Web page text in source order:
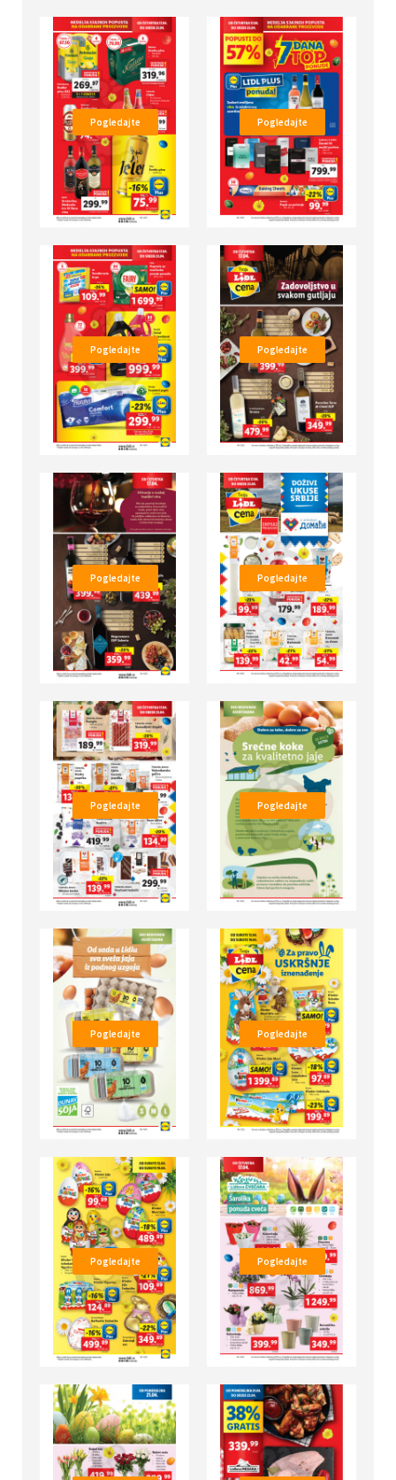
Pogledajte Pogledajte
Pogledajte Pogledajte
Pogledajte Pogledajte
Pogledajte Pogledajte
Pogledajte Pogledajte
Pogledajte Pogledajte